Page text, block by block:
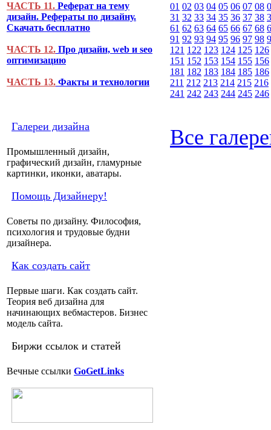
ЧАСТЬ 11. Реферат на тему
дизайн. Рефераты по дизайну.
Скачать бесплатно
ЧАСТЬ 12. Про дизайн, web и seo
оптимизацию
ЧАСТЬ 13. Факты и технологии
Галереи дизайна
Промышленный дизайн,
графический дизайн, гламурные
картинки, иконки, аватары.
Помощь Дизайнеру!
Советы по дизайну. Философия,
психология и трудовые будни
дизайнера.
Как создать сайт
Первые шаги. Как создать сайт.
Теория веб дизайна для
начинающих вебмастеров. Бизнес
модель сайта.
Биржи ссылок и статей
Вечные ссылки GoGetLinks
01 02 03 04 05 06 07 08
31 32 33 34 35 36 37 38
61 62 63 64 65 66 67 68
91 92 93 94 95 96 97 98
121 122 123 124 125 126
151 152 153 154 155 156
181 182 183 184 185 186
211 212 213 214 215 216
241 242 243 244 245 246
Все